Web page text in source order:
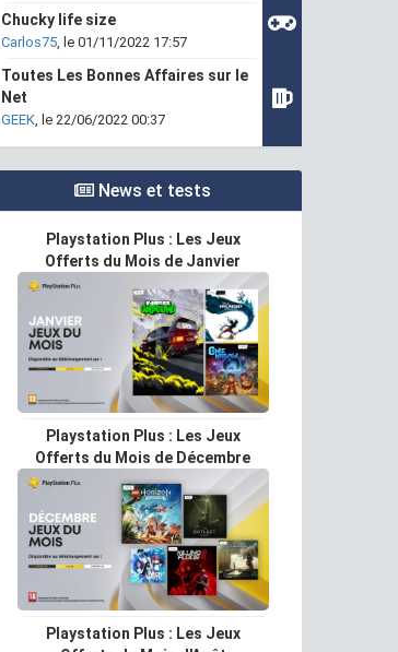
Chucky life size
Carlos75, le 01/11/2022 17:57
Toutes Les Bonnes Affaires sur le
Net
GEEK, le 22/06/2022 00:37
News et tests
Playstation Plus : Les Jeux
Offerts du Mois de Janvier
Playstation Plus : Les Jeux
Offerts du Mois de Décembre
Playstation Plus : Les Jeux